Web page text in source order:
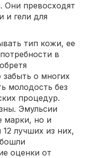
Они превосходят
и гели для
тип кожи, ее
в
о многих
молодость без
процедур.
Эмульсии
марки, но и
лучших из них,
оценки от